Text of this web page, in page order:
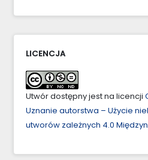
LICENCJA
Utwór dostępny jest na licencji
Uznanie autorstwa – Użycie
utworów zależnych 4.0